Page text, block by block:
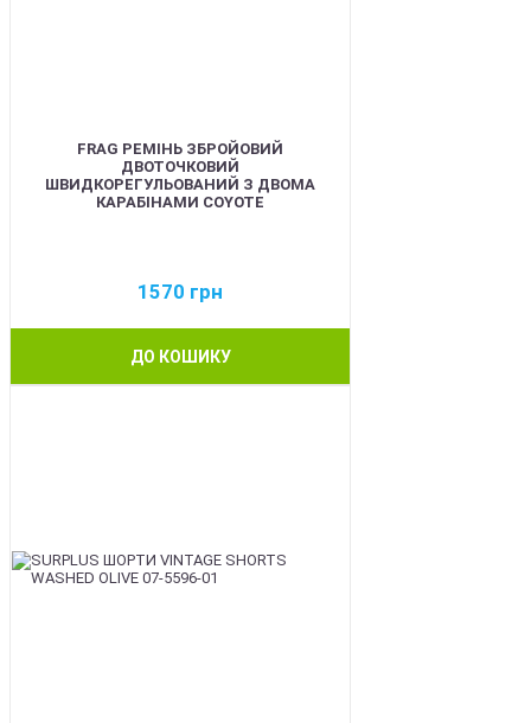
FRAG РЕМІНЬ ЗБРОЙОВИЙ
ДВОТОЧКОВИЙ
ШВИДКОРЕГУЛЬОВАНИЙ З ДВОМА
КАРАБІНАМИ COYOTE
1570 грн
ДО КОШИКУ